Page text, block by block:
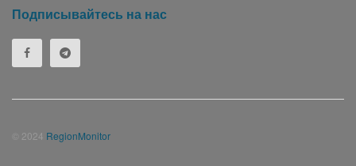
Подписывайтесь на нас
© 2024 RegionMonitor